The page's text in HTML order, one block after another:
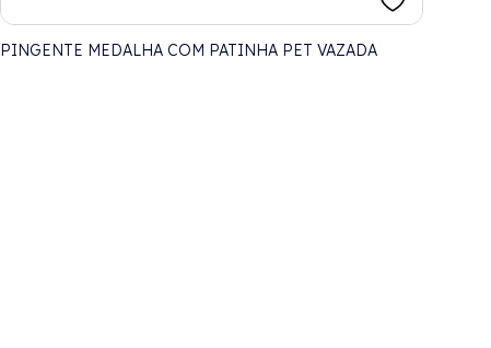
PINGENTE MEDALHA COM PATINHA PET VAZADA